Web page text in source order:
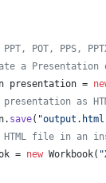
POT, PPS,
a Presentation
presentation =
as
. save(
file in an
= new Workbook(